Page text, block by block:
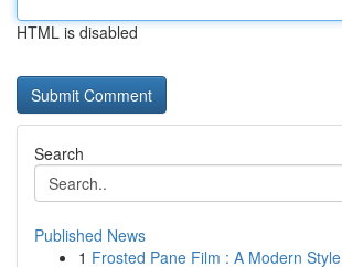
HTML is disabled
Search
Published News
1 Frosted Pane Film : A Modern